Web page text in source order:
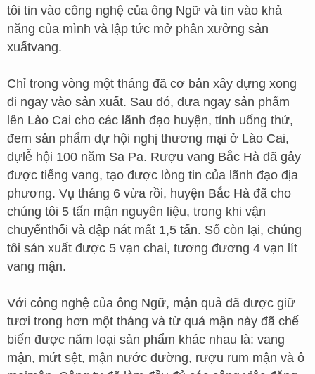
tôi tin vào công nghệ của ông Ngữ và tin vào khả
năng của mình và lập tức mở phân xưởng sản
xuấtvang.
Chỉ trong vòng một tháng đã cơ bản xây dựng xong
đi ngay vào sản xuất. Sau đó, đưa ngay sản phẩm
lên Lào Cai cho các lãnh đạo huyện, tỉnh uống thử,
đem sản phẩm dự hội nghị thương mại ở Lào Cai,
dựlễ hội 100 năm Sa Pa. Rượu vang Bắc Hà đã gây
được tiếng vang, tạo được lòng tin của lãnh đạo địa
phương. Vụ tháng 6 vừa rồi, huyện Bắc Hà đã cho
chúng tôi 5 tấn mận nguyên liệu, trong khi vận
chuyểnthối và dập nát mất 1,5 tấn. Số còn lại, chúng
tôi sản xuất được 5 vạn chai, tương đương 4 vạn lít
vang mận.
Với công nghệ của ông Ngữ, mận quả đã được giữ
tươi trong hơn một tháng và từ quả mận này đã chế
biến được năm loại sản phẩm khác nhau là: vang
mận, mứt sệt, mận nước đường, rượu rum mận và ô